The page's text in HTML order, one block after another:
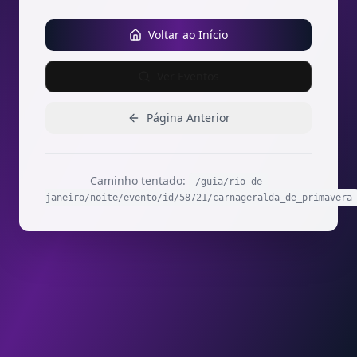
Voltar ao Início
Página Anterior
Caminho tentado:
/guia/rio-de-
janeiro/noite/evento/id/58721/carnageralda_de_primavera